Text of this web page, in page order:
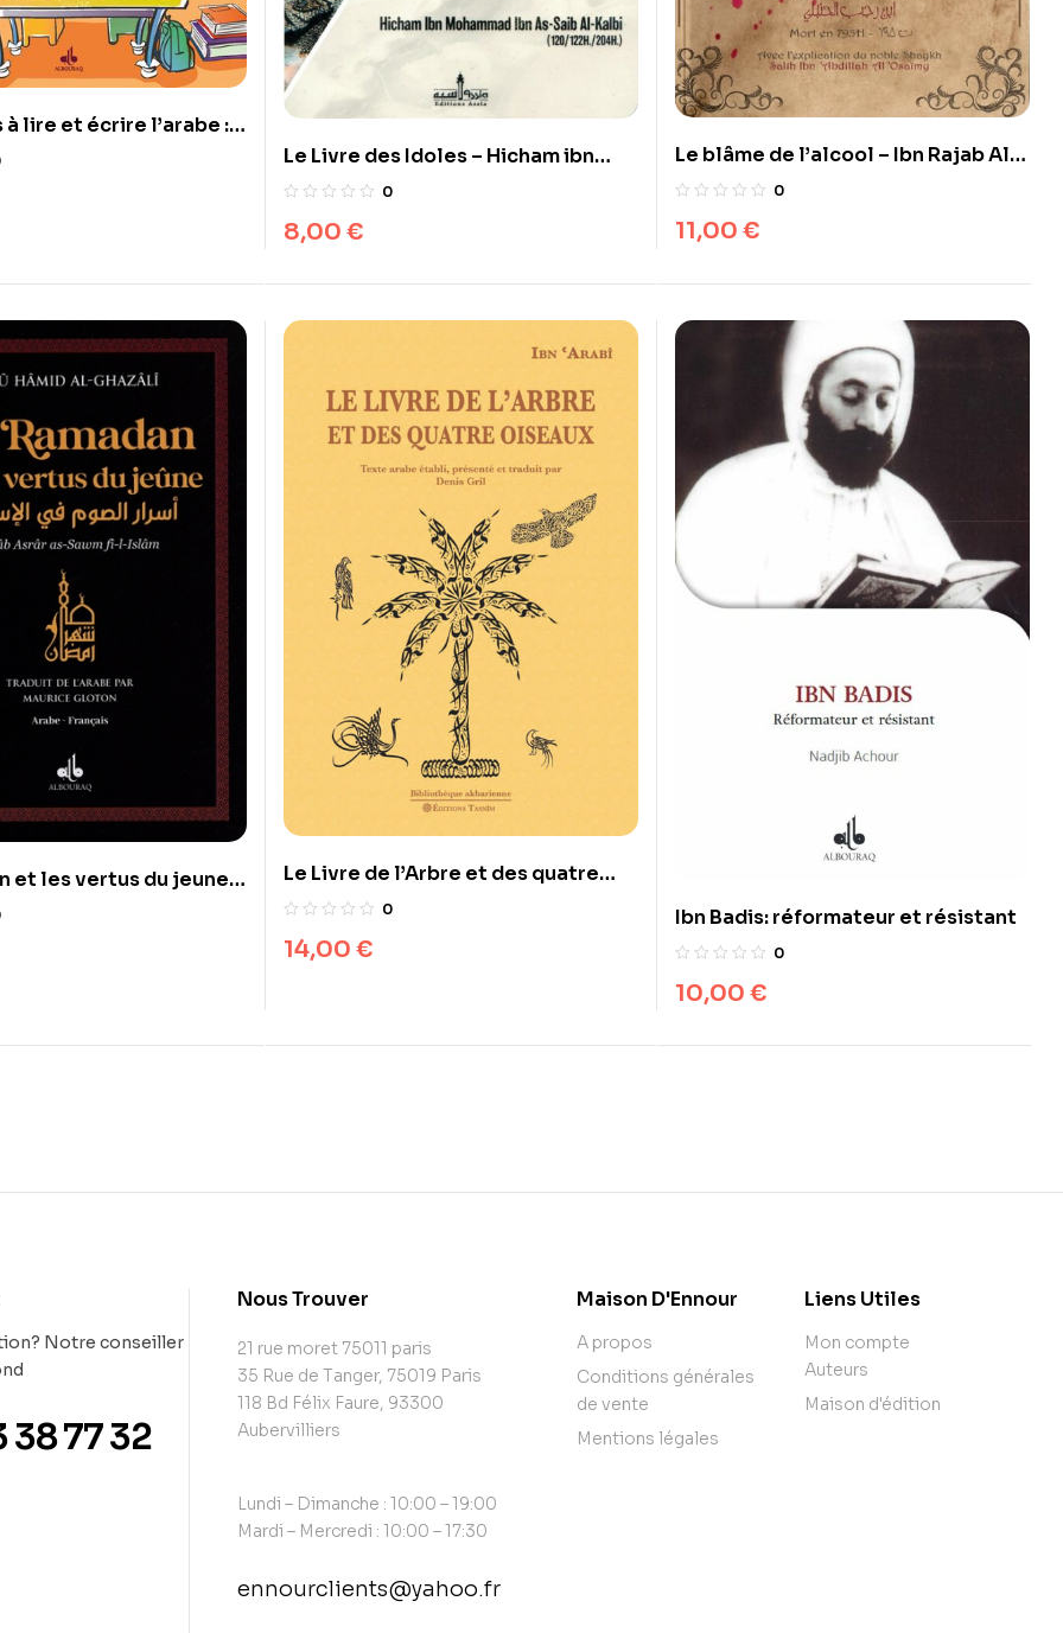
à lire et écrire l’arabe :
Syllabique
Le Livre des Idoles – Hicham ibn
Mohammad al-Kalbi
0
8,00 €
Le blâme de l’alcool – Ibn Rajab Al
Hanbali – Al Wahyan
0
11,00 €
et les vertus du jeune –
Le Livre de l’Arbre et des quatre
Oiseaux Risâlat al-ittihad al-kawnî
0
14,00 €
Ibn Badis: réformateur et résistant
0
10,00 €
Notre conseiller
38 77 32
Nous Trouver
21 rue moret 75011 paris
35 Rue de Tanger, 75019 Paris
118 Bd Félix Faure, 93300
Aubervilliers
Lundi – Dimanche : 10:00 – 19:00
Mardi – Mercredi : 10:00 – 17:30
ennourclients@yahoo.fr
Maison D'Ennour
A propos
Conditions générales
de vente
Mentions légales
Liens Utiles
Mon compte
Auteurs
Maison d'édition